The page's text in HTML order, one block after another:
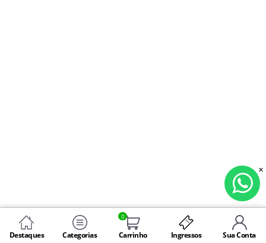
Destaques Categorias
0
Carrinho Ingressos Sua Conta